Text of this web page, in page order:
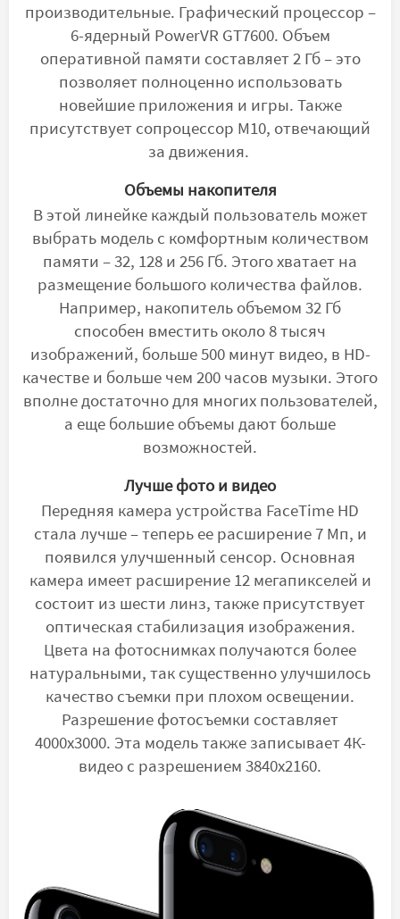
производительные. Графический процессор –
6-ядерный PowerVR GT7600. Объем
оперативной памяти составляет 2 Гб – это
позволяет полноценно использовать
новейшие приложения и игры. Также
присутствует сопроцессор М10, отвечающий
за движения.
Объемы накопителя
В этой линейке каждый пользователь может
выбрать модель с комфортным количеством
памяти – 32, 128 и 256 Гб. Этого хватает на
размещение большого количества файлов.
Например, накопитель объемом 32 Гб
способен вместить около 8 тысяч
изображений, больше 500 минут видео, в HD-
качестве и больше чем 200 часов музыки. Этого
вполне достаточно для многих пользователей,
а еще большие объемы дают больше
возможностей.
Лучше фото и видео
Передняя камера устройства FaceTime HD
стала лучше – теперь ее расширение 7 Мп, и
появился улучшенный сенсор. Основная
камера имеет расширение 12 мегапикселей и
состоит из шести линз, также присутствует
оптическая стабилизация изображения.
Цвета на фотоснимках получаются более
натуральными, так существенно улучшилось
качество съемки при плохом освещении.
Разрешение фотосъемки составляет
4000х3000. Эта модель также записывает 4К-
видео с разрешением 3840х2160.